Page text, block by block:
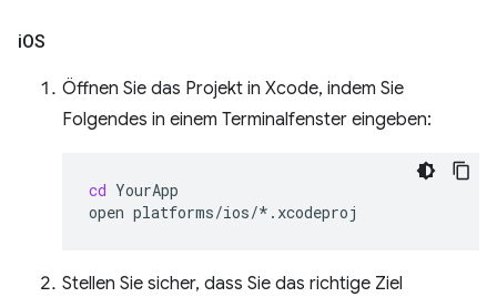
iOS
Öffnen Sie das Projekt in Xcode, indem Sie
Folgendes in einem Terminalfenster eingeben:
cd YourApp
open
Stellen Sie sicher, dass Sie das richtige Ziel